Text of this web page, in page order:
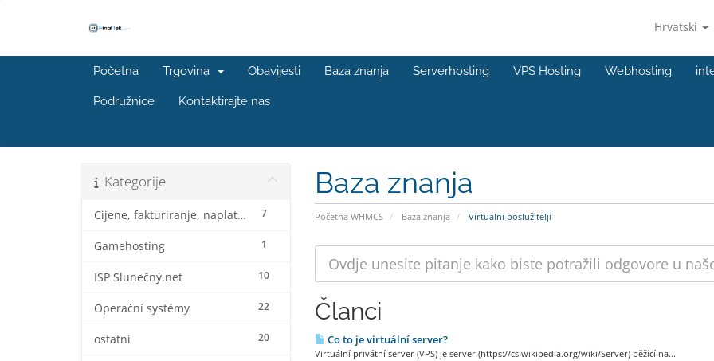
Hrvatski
Početna Trgovina Obavijesti Baza znanja Serverhosting VPS Hosting Webhosting
Podružnice Kontaktirajte nas
Baza znanja
Početna WHMCS Baza znanja Virtualni poslužitelji
Kategorije
7
Cijene, fakturiranje, naplata i popusti
1
Gamehosting
10
ISP Slunečný.net
22
Operační systémy
20
ostatni
Članci
Co to je virtuální server?
Virtuální privátní server (VPS) je server (https://cs.wikipedia.org/wiki/Server) běžící na...